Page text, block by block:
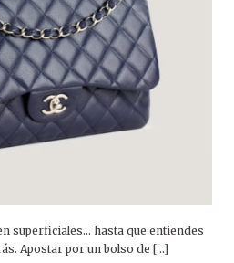
superficiales… hasta que entiendes
Apostar por un bolso de […]